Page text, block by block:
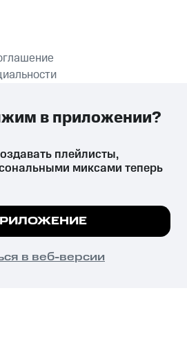
ПРИЛОЖЕНИЕ
аналогов причиняет вред здоровью,
и влечёт установленную
чтобы на сайте все
ПОНЯТНО
плейлисты,
миксами теперь
в веб-версии